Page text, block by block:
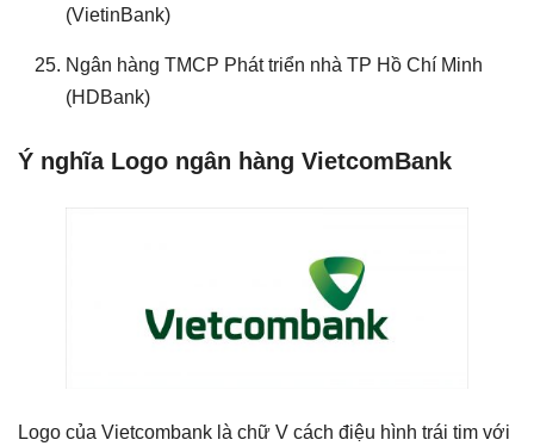
(VietinBank)
Ngân hàng TMCP Phát triển nhà TP Hồ Chí Minh
(HDBank)
Ý nghĩa Logo ngân hàng VietcomBank
Logo của Vietcombank là chữ V cách điệu hình trái tim với